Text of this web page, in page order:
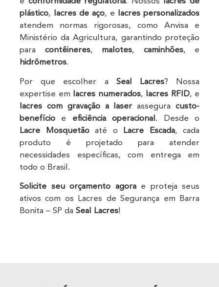
plástico, lacres de aço, e
lacres personalizados
atendem normas rigorosas, como Anvisa e
Ministério da Agricultura, garantindo proteção
para contêineres, malotes, caminhões, e
hidrômetros.
Por que escolher a Seal Lacres? Nossa
expertise em
lacres numerados, lacres RFID, e
lacres com gravação a laser asseguracusto-
benefício e eficiência operacional . Desde o
Lacre Mosquetãoaté o Lacre Escada, cada
produto é projetado para atender
necessidades específicas, com entrega em
todo o Brasil.
Solicite seu orçamento agorae proteja seus
ativos com os Lacres de Segurança em Barra
Bonita – SP da Seal Lacres!